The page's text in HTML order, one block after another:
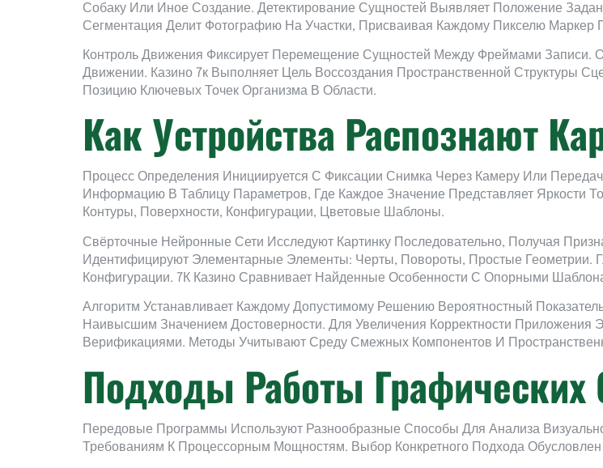
Собаку Или Иное Создание. Детектирование Сущностей Выявляет Положение
Сегментация Делит Фотографию На Участки, Присваивая Каждому Пикселю Маркер
Контроль Движения Фиксирует Перемещение Сущностей Между Фреймами Записи.
Движении. Казино 7к Выполняет Цель Воссоздания Пространственной
Позицию Ключевых Точек Организма В Области.
Как Устройства Распознают
Процесс Определения Инициируется С Фиксации Снимка Через Камеру Или
Информацию В Таблицу Параметров, Где Каждое Значение Представляет Яркости
Контуры, Поверхности, Конфигурации, Цветовые Шаблоны.
Свёрточные Нейронные Сети Исследуют Картинку Последовательно, Получая
Идентифицируют Элементарные Элементы: Черты, Повороты, Простые
Конфигурации. 7К Казино Сравнивает Найденные Особенности С Опорными
Алгоритм Устанавливает Каждому Допустимому Решению Вероятностный
Наивысшим Значением Достоверности. Для Увеличения Корректности
Верификациями. Методы Учитывают Среду Смежных Компонентов И
Подходы Работы Графических
Передовые Программы Используют Разнообразные Способы Для Анализа
Требованиям К Процессорным Мощностям. Выбор Конкретного Подхода